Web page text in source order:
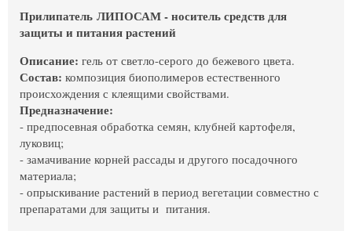
Прилипатель ЛИПОСАМ - носитель средств для
защиты и питания растений
Описание: гель от светло-серого до бежевого цвета.
Состав: композиция биополимеров естественного
происхождения с клеящими свойствами.
Предназначение:
- предпосевная обработка семян, клубней картофеля,
луковиц;
- замачивание корней рассады и другого посадочного
материала;
- опрыскивание растений в период вегетации совместно с
препаратами для защиты и питания.